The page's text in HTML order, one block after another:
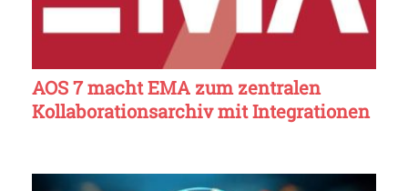
AOS 7 macht EMA zum zentralen
Kollaborationsarchiv mit Integrationen